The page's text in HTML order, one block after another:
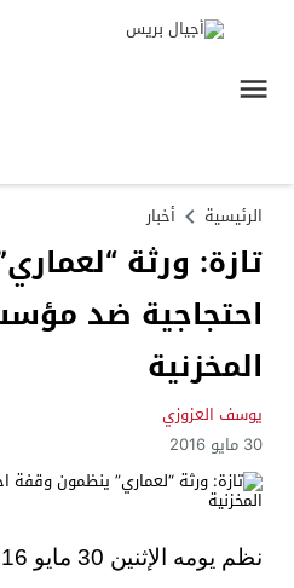
الرئيسية أخبار
تازة: ورثة
احتجاجية ضد
المخزنية
يوسف العزوزي
30 مايو 2016